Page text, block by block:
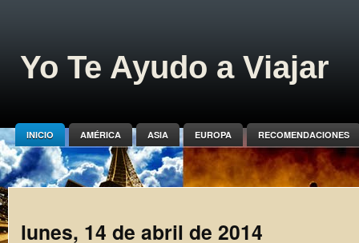
Yo Te Ayudo a Viajar
INICIO AMÉRICA ASIA EUROPA RECOMENDACIONES
lunes, 14 de abril de 2014